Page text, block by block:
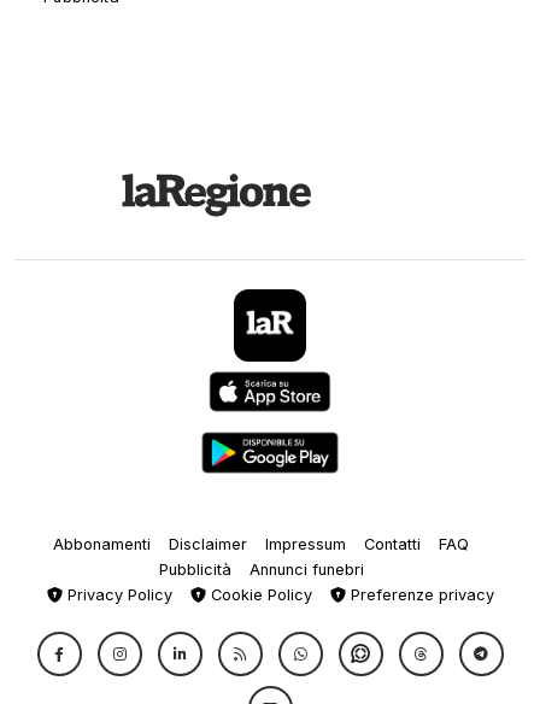
Abbonamenti Disclaimer Impressum Contatti
FAQ
Pubblicità
Annunci funebri
Privacy Policy
Cookie Policy Preferenze privacy